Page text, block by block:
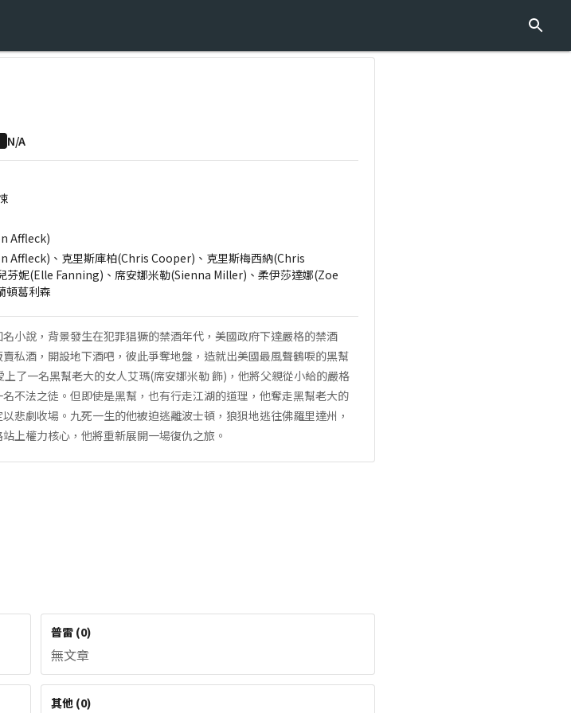
N/A
Affleck)
Affleck)、克里斯庫柏(Chris Cooper)、克里斯梅西納(Chris
芬妮(Elle Fanning)、席安娜米勒(Sienna Miller)、柔伊莎達娜(Zoe
頓葛利森
小說，背景發生在犯罪猖獗的禁酒年代，美國政府下達嚴格的禁酒
私酒，開設地下酒吧，彼此爭奪地盤，造就出美國最風聲鶴唳的黑幫
了一名黑幫老大的女人艾瑪(席安娜米勒 飾)，他將父親從小給的嚴格
不法之徒。但即使是黑幫，也有行走江湖的道理，他奪走黑幫老大的
悲劇收場。九死一生的他被迫逃離波士頓，狼狽地逃往佛羅里達州，
上權力核心，他將重新展開一場復仇之旅。
普雷 (0)
無文章
其他 (0)